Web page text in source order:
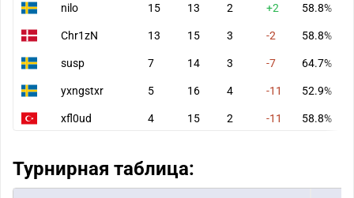
nilo 15 13 2 +2 58.8%
Chr1zN 13 15 3 -2 58.8%
susp 7 14 3 -7 64.7%
yxngstxr 5 16 4 -11 52.9%
xfl0ud 4 15 2 -11 58.8%
Турнирная таблица: